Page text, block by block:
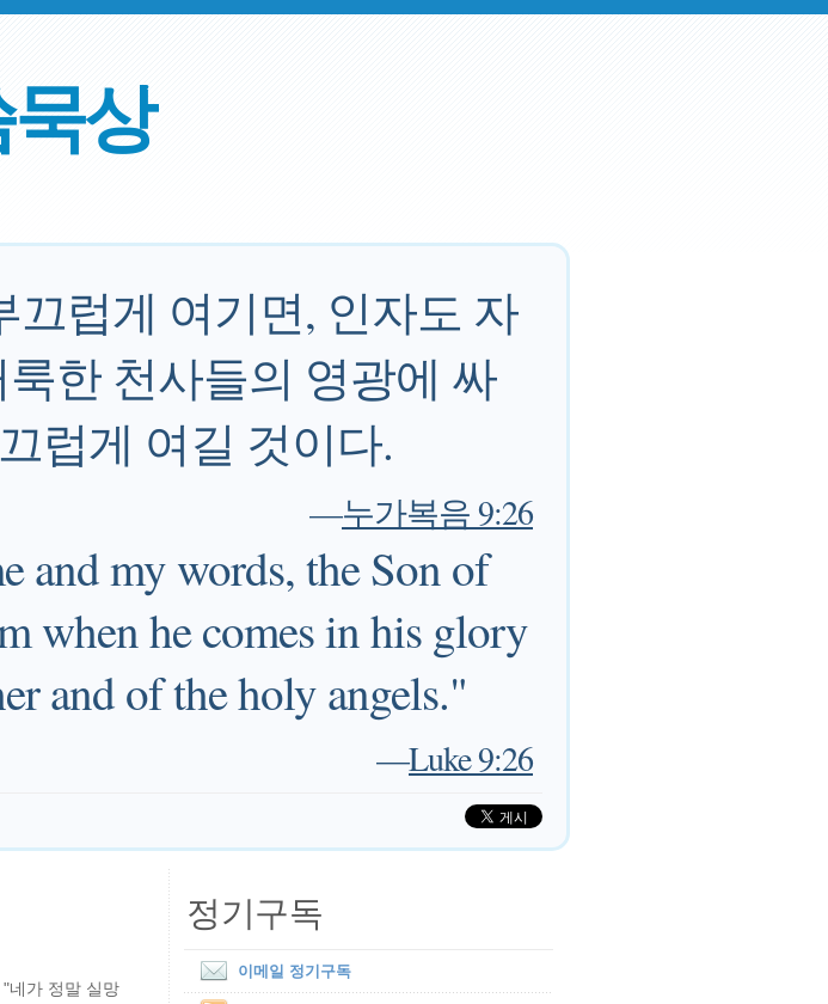
상
럽게 여기면, 인자도 자
한 천사들의 영광에 싸
럽게 여길 것이다.
—누가복음 9:26
and my words, the Son of
when he comes in his glory
and of the holy angels."
—Luke 9:26
네가 정말 실망
정기구독
이메일 정기구독